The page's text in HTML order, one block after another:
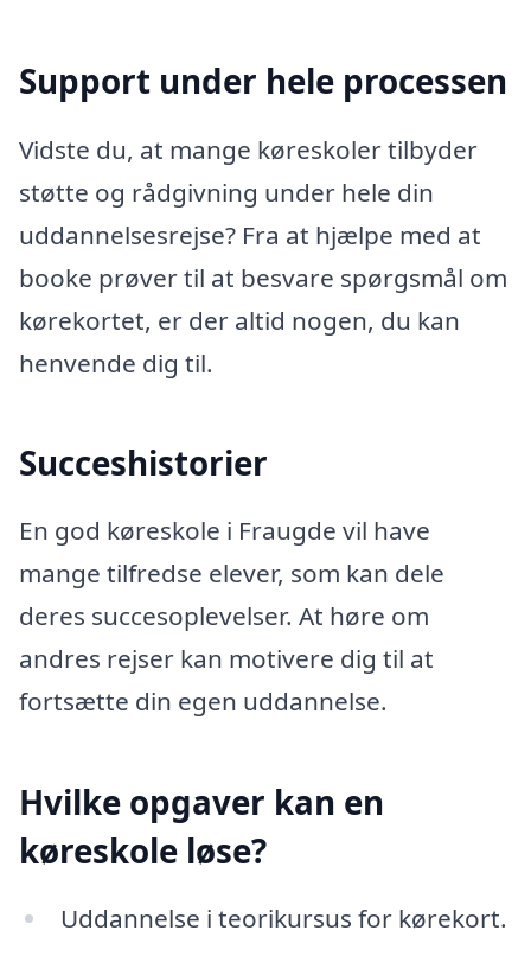
Support under hele processen
Vidste du, at mange køreskoler tilbyder
støtte og rådgivning under hele din
uddannelsesrejse? Fra at hjælpe med at
booke prøver til at besvare spørgsmål om
kørekortet, er der altid nogen, du kan
henvende dig til.
Succeshistorier
En god køreskole i Fraugde vil have
mange tilfredse elever, som kan dele
deres succesoplevelser. At høre om
andres rejser kan motivere dig til at
fortsætte din egen uddannelse.
Hvilke opgaver kan en
køreskole løse?
Uddannelse i teorikursus for kørekort.